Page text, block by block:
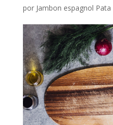
por Jambon espagnol Pata